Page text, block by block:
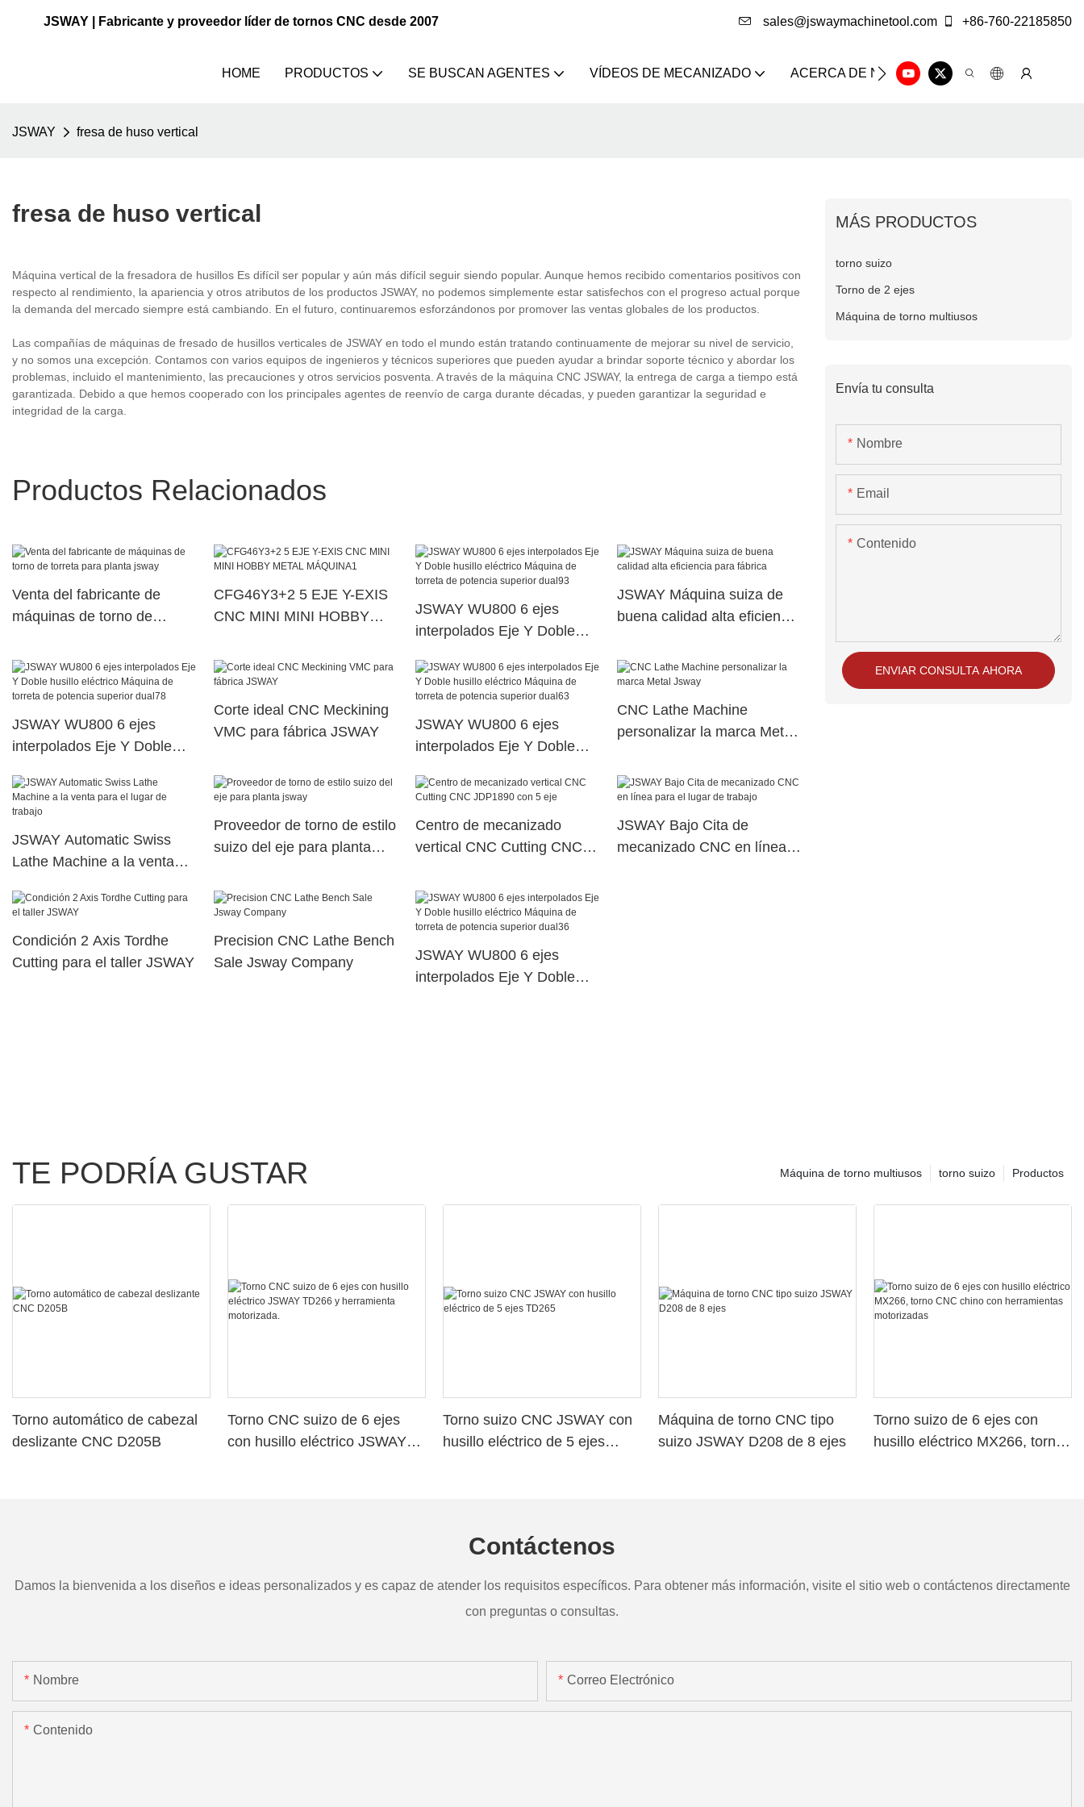
JSWAY | Fabricante y proveedor líder de tornos CNC desde 2007 sales@jswaymachinetool.com +86-760-22185850
HOME PRODUCTOS SE BUSCAN AGENTES VÍDEOS DE MECANIZADO ACERCA DE NOSOTROS SOLUCIÓN
JSWAY fresa de huso vertical
fresa de huso vertical
Máquina vertical de la fresadora de husillos Es difícil ser popular y aún más difícil seguir siendo popular. Aunque hemos recibido comentarios positivos con
respecto al rendimiento, la apariencia y otros atributos de los productos JSWAY, no podemos simplemente estar satisfechos con el progreso actual porque
la demanda del mercado siempre está cambiando. En el futuro, continuaremos esforzándonos por promover las ventas globales de los productos.
Las compañías de máquinas de fresado de husillos verticales de JSWAY en todo el mundo están tratando continuamente de mejorar su nivel de servicio,
y no somos una excepción. Contamos con varios equipos de ingenieros y técnicos superiores que pueden ayudar a brindar soporte técnico y abordar los
problemas, incluido el mantenimiento, las precauciones y otros servicios posventa. A través de la máquina CNC JSWAY, la entrega de carga a tiempo está
garantizada. Debido a que hemos cooperado con los principales agentes de reenvío de carga durante décadas, y pueden garantizar la seguridad e
integridad de la carga.
Productos Relacionados
Venta del fabricante de
máquinas de torno de
CFG46Y3+2 5 EJE Y-EXIS
CNC MINI MINI HOBBY
JSWAY WU800 6 ejes
interpolados Eje Y Doble
torreta de potencia superior
dual93
JSWAY Máquina suiza de
buena calidad alta eficiencia
JSWAY WU800 6 ejes
interpolados Eje Y Doble
torreta de potencia superior
dual78
Corte ideal CNC Meckining
VMC para fábrica JSWAY
JSWAY WU800 6 ejes
interpolados Eje Y Doble
torreta de potencia superior
CNC Lathe Machine
personalizar la marca Metal
JSWAY Automatic Swiss
Lathe Machine a la venta
Proveedor de torno de estilo
suizo del eje para planta
Centro de mecanizado
vertical CNC Cutting CNC
JSWAY Bajo Cita de
mecanizado CNC en línea
Condición 2 Axis Tordhe
Cutting para el taller JSWAY
Precision CNC Lathe Bench
Sale Jsway Company
JSWAY WU800 6 ejes
interpolados Eje Y Doble
MÁS PRODUCTOS
torno suizo
Torno de 2 ejes
Máquina de torno multiusos
Envía tu consulta
Nombre
Email
Contenido
ENVIAR CONSULTA AHORA
TE PODRÍA GUSTAR Productos
torno suizo
Máquina de torno multiusos
Torno automático de cabezal
deslizante CNC D205B
Torno CNC suizo de 6 ejes
con husillo eléctrico JSWAY
Torno suizo CNC JSWAY con
husillo eléctrico de 5 ejes
Máquina de torno CNC tipo
suizo JSWAY D208 de 8 ejes
Torno suizo de 6 ejes con
husillo eléctrico MX266, torno
Contáctenos
Damos la bienvenida a los diseños e ideas personalizados y es capaz de atender los requisitos específicos. Para obtener más información, visite el sitio web o contáctenos directamente
con preguntas o consultas.
Nombre Correo Electrónico
Contenido